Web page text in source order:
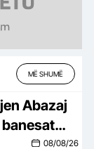
MË SHUMË
Abazaj
nga08/08/26